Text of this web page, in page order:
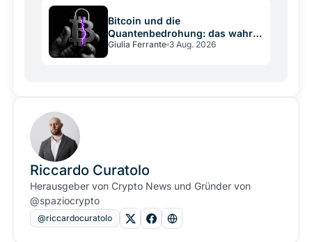
Bitcoin und die
Quantenbedrohung: das wahre
Risiko ist die
Giulia Ferrante 3 Aug. 2026
Riccardo Curatolo
Herausgeber von Crypto News und Gründer von
@spaziocrypto
@riccardocuratolo